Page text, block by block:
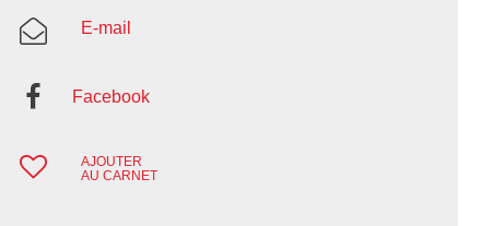
E-mail
Facebook
AJOUTER
AU CARNET